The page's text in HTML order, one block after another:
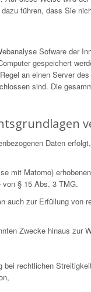
führen, dass Sie
Sofware der
gespeichert
an einen Server
sind. Die
Daten
mit Matomo)
von § 15 Abs. 3 TMG.
zur Erfüllung
Zwecke hinaus
bei rechtlichen